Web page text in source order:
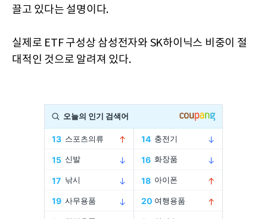
끌고 있다는 설명이다.
실제로 ETF 구성상 삼성전자와 SK하이닉스 비중이 절
대적인 것으로 알려져 있다.